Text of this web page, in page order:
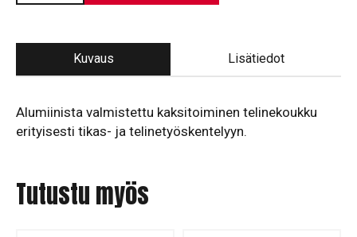
Kuvaus Lisätiedot
Alumiinista valmistettu kaksitoiminen telinekoukku
erityisesti tikas- ja telinetyöskentelyyn.
Tutustu myös